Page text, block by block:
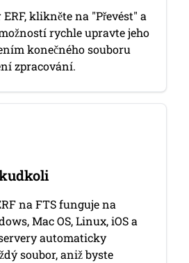
klikněte na "Převést" a
rychle upravte jeho
konečného souboru
zpracování.
na FTS funguje na
Mac OS, Linux, iOS a
automaticky
soubor, aniž byste